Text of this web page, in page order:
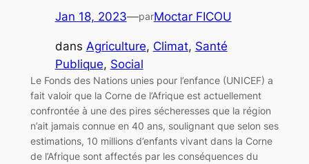
Jan 18, 2023—parMoctar FICOU
dans Agriculture, Climat, Santé
Publique, Social
Le Fonds des Nations unies pour l’enfance (UNICEF) a
fait valoir que la Corne de l’Afrique est actuellement
confrontée à une des pires sécheresses que la région
n’ait jamais connue en 40 ans, soulignant que selon ses
estimations, 10 millions d’enfants vivant dans la Corne
de l’Afrique sont affectés par les conséquences du